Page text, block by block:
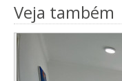
Veja também